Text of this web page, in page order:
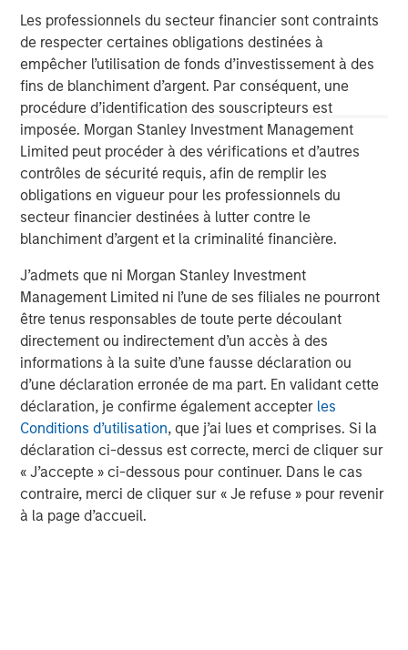
Les professionnels du secteur financier sont contraints
de respecter certaines obligations destinées à
empêcher l’utilisation de fonds d’investissement à des
fins de blanchiment d’argent. Par conséquent, une
procédure d’identification des souscripteurs est
imposée. Morgan Stanley Investment Management
Limited peut procéder à des vérifications et d’autres
contrôles de sécurité requis, afin de remplir les
obligations en vigueur pour les professionnels du
secteur financier destinées à lutter contre le
blanchiment d’argent et la criminalité financière.
J’admets que ni Morgan Stanley Investment
Management Limited ni l’une de ses filiales ne pourront
être tenus responsables de toute perte découlant
directement ou indirectement d’un accès à des
informations à la suite d’une fausse déclaration ou
d’une déclaration erronée de ma part. En validant cette
déclaration, je confirme également accepter les
Conditions d’utilisation, que j’ai lues et comprises. Si la
déclaration ci-dessus est correcte, merci de cliquer sur
« J’accepte » ci-dessous pour continuer. Dans le cas
contraire, merci de cliquer sur « Je refuse » pour revenir
à la page d’accueil.
primarily in North America, as well as Europe and other
regions and seeks to create value in portfolio companies
primarily through operational improvement. For further
information about Morgan Stanley Capital Partners,
please visit
www.morganstanley.com/im/capitalpartners
Morgan Stanley Capital Partners
Morgan Stanley Capital Partners manages a middle-
market private equity platform with a strong focus on
value creation. The team has invested capital in a broad
spectrum of industries for over two decades.
MSIM Spokesperson
Aaron Sack
Managing Director
David N. Miller